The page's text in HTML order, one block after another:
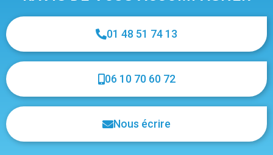
01 48 51 74 13
06 10 70 60 72
Nous écrire